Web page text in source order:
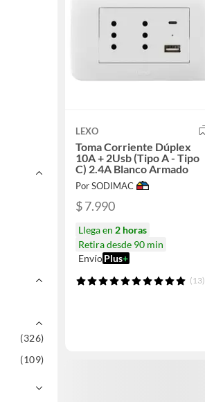
(326)
(109)
LEXO
Toma Corriente Dúplex
10A + 2Usb (Tipo A - Tipo
C) 2.4A Blanco Armado
Por SODIMAC
$ 7.990
Llega en 2 horas
Retira desde 90 min
EnvíoPlus+
(13)